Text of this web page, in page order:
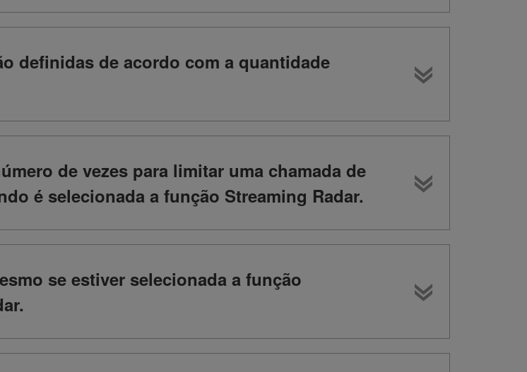
definidas de acordo com a quantidade
de vezes para limitar uma chamada de
é selecionada a função Streaming Radar.
se estiver selecionada a função